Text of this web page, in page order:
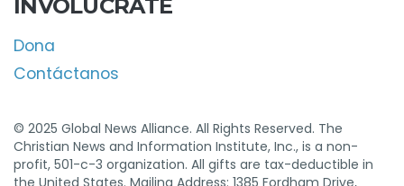
INVOLUCRATE
Dona
Contáctanos
© 2025 Global News Alliance. All Rights Reserved. The
Christian News and Information Institute, Inc., is a non-
profit, 501-c-3 organization. All gifts are tax-deductible in